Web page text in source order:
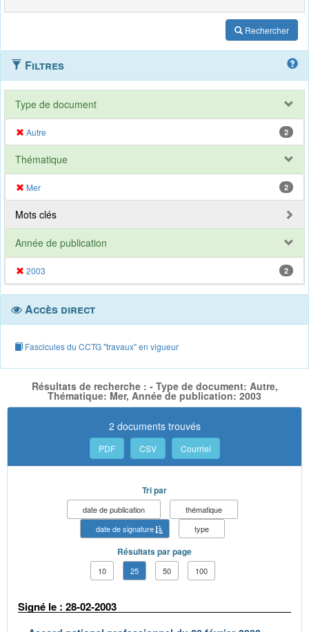
Rechercher
Filtres
Type de document
Autre 2
Thématique
Mer 2
Mots clés
Année de publication
2003 2
Accès direct
Fascicules du CCTG "travaux" en vigueur
Résultats de recherche : - Type de document: Autre,
Thématique: Mer, Année de publication: 2003
2 documents trouvés
PDF CSV Courriel
Tri par
date de publication
thématique
date de signature
type
Résultats par page
10 25 50 100
Signé le : 28-02-2003